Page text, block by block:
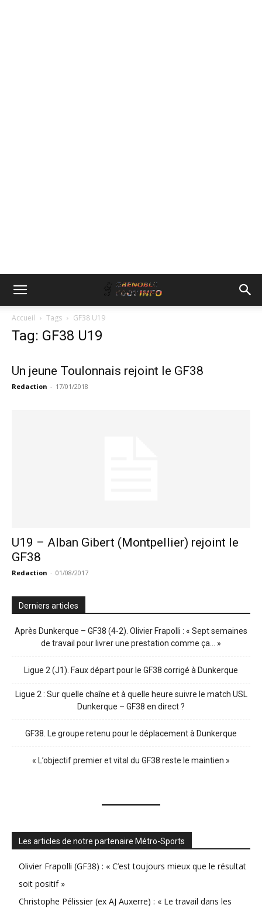
Accueil Tags GF38 U19
Tag: GF38 U19
Un jeune Toulonnais rejoint le GF38
Redaction - 17/01/2018
U19 – Alban Gibert (Montpellier) rejoint le
GF38
Redaction - 01/08/2017
Derniers articles
Après Dunkerque – GF38 (4-2). Olivier Frapolli : « Sept semaines
de travail pour livrer une prestation comme ça… »
Ligue 2 (J1). Faux départ pour le GF38 corrigé à Dunkerque
Ligue 2 : Sur quelle chaîne et à quelle heure suivre le match USL
Dunkerque – GF38 en direct ?
GF38. Le groupe retenu pour le déplacement à Dunkerque
« L’objectif premier et vital du GF38 reste le maintien »
Les articles de notre partenaire Métro-Sports
Olivier Frapolli (GF38) : « C’est toujours mieux que le résultat
soit positif »
Christophe Pélissier (ex AJ Auxerre) : « Le travail dans les